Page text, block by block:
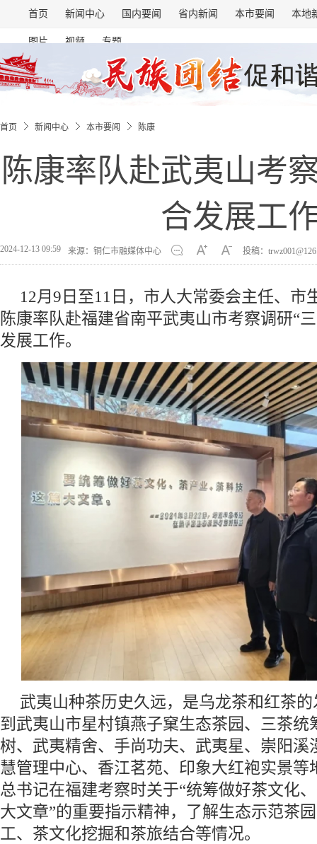
首页 新闻中心 国内要闻 省内新闻 本市要闻 本地
图片 视频 专题
首页 新闻中心 本市要闻 陈康
陈康率队赴武夷山考
合发展工
2024-12-13 09:59 来源：铜仁市融媒体中心 投稿：
12月9日至11日，市人大常委会主任、市
陈康率队赴福建省南平武夷山市考察调研“
发展工作。
武夷山种茶历史久远，是乌龙茶和红茶
到武夷山市星村镇燕子窠生态茶园、三茶统
树、武夷精舍、手尚功夫、武夷星、崇阳溪
慧管理中心、香江茗苑、印象大红袍实景等
总书记在福建考察时关于“统筹做好茶文化
大文章”的重要指示精神，了解生态示范茶
工、茶文化挖掘和茶旅结合等情况。